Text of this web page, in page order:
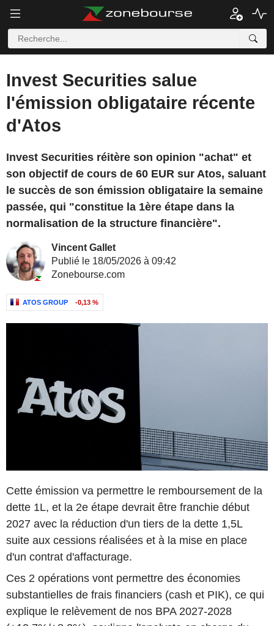
Invest Securities salue
l'émission obligataire récente
d'Atos
Invest Securities réitère son opinion "achat" et
son objectif de cours de 60 EUR sur Atos, saluant
le succès de son émission obligataire la semaine
passée, qui "constitue la 1ère étape dans la
normalisation de la structure financière".
Vincent Gallet
Publié le 18/05/2026 à 09:42
Zonebourse.com
ATOS GROUP -0,13 %
Cette émission va permettre le remboursement de la
dette 1L, et la 2e étape devrait être franchie début
2027 avec la réduction d'un tiers de la dette 1,5L
suite aux cessions réalisées et à la mise en place
d'un contrat d'affacturage.
Ces 2 opérations vont permettre des économies
substantielles de frais financiers (cash et PIK), ce qui
explique le relèvement de nos BPA 2027-2028